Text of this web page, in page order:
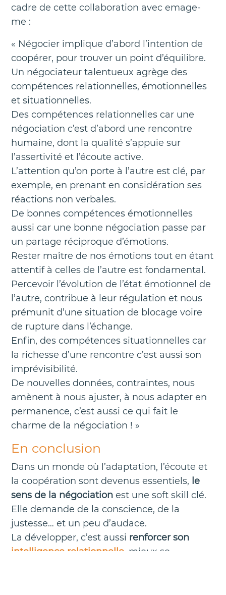
cadre de cette collaboration avec emage-
me :
« Négocier implique d’abord l’intention de
coopérer, pour trouver un point d’équilibre.
Un négociateur talentueux agrège des
compétences relationnelles, émotionnelles
et situationnelles.
Des compétences relationnelles car une
négociation c’est d’abord une rencontre
humaine, dont la qualité s’appuie sur
l’assertivité et l’écoute active.
L’attention qu’on porte à l’autre est clé, par
exemple, en prenant en considération ses
réactions non verbales.
De bonnes compétences émotionnelles
aussi car une bonne négociation passe par
un partage réciproque d’émotions.
Rester maître de nos émotions tout en étant
attentif à celles de l’autre est fondamental.
Percevoir l’évolution de l’état émotionnel de
l’autre, contribue à leur régulation et nous
prémunit d’une situation de blocage voire
de rupture dans l’échange.
Enfin, des compétences situationnelles car
la richesse d’une rencontre c’est aussi son
imprévisibilité.
De nouvelles données, contraintes, nous
amènent à nous ajuster, à nous adapter en
permanence, c’est aussi ce qui fait le
charme de la négociation ! »
En conclusion
Dans un monde où l’adaptation, l’écoute et
la coopération sont devenus essentiels, le
sens de la négociation est une soft skill clé.
Elle demande de la conscience, de la
justesse… et un peu d’audace.
La développer, c’est aussi renforcer son
intelligence relationnelle , mieux se